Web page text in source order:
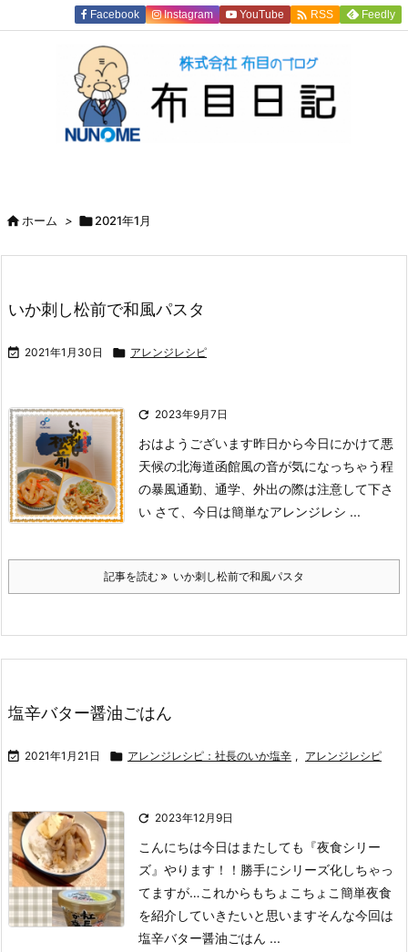
Facebook Instagram YouTube  RSS Feedly
ホーム > 2021年1月
いか刺し松前で和風パスタ
 2021年1月30日  アレンジレシピ
 2023年9月7日
おはようございます昨日から今日にかけて悪
天候の北海道函館風の音が気になっちゃう程
の暴風通勤、通学、外出の際は注意して下さ
い さて、今日は簡単なアレンジレシ ...
記事を読む いか刺し松前で和風パスタ
塩辛バター醤油ごはん
 2021年1月21日  アレンジレシピ：社長のいか塩辛 , アレンジレシピ
 2023年12月9日
こんにちは今日はまたしても『夜食シリー
ズ』やります！！ 勝手にシリーズ化しちゃっ
てますが…これからもちょこちょこ簡単夜食
を紹介していきたいと思いますそんな今回は
塩辛バター醤油ごはん ...